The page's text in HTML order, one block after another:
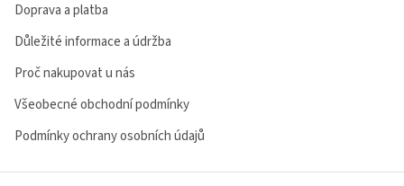
Doprava a platba
Důležité informace a údržba
Proč nakupovat u nás
Všeobecné obchodní podmínky
Podmínky ochrany osobních údajů